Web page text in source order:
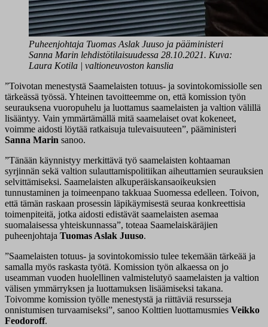
Puheenjohtaja Tuomas Aslak Juuso ja pääministeri
Sanna Marin lehdistötilaisuudessa 28.10.2021. Kuva:
Laura Kotila | valtioneuvoston kanslia
”Toivotan menestystä Saamelaisten totuus- ja sovintokomissiolle sen
tärkeässä työssä. Yhteinen tavoitteemme on, että komission työn
seurauksena vuoropuhelu ja luottamus saamelaisten ja valtion välillä
lisääntyy. Vain ymmärtämällä mitä saamelaiset ovat kokeneet,
voimme aidosti löytää ratkaisuja tulevaisuuteen”, pääministeri
Sanna Marin sanoo.
”Tänään käynnistyy merkittävä työ saamelaisten kohtaaman
syrjinnän sekä valtion sulauttamispolitiikan aiheuttamien seurauksien
selvittämiseksi. Saamelaisten alkuperäiskansaoikeuksien
tunnustaminen ja toimeenpano takkuaa Suomessa edelleen. Toivon,
että tämän raskaan prosessin läpikäymisestä seuraa konkreettisia
toimenpiteitä, jotka aidosti edistävät saamelaisten asemaa
suomalaisessa yhteiskunnassa”, toteaa Saamelaiskäräjien
puheenjohtaja Tuomas Aslak Juuso.
”Saamelaisten totuus- ja sovintokomissio tulee tekemään tärkeää ja
samalla myös raskasta työtä. Komission työn alkaessa on jo
useamman vuoden huolellinen valmistelutyö saamelaisten ja valtion
välisen ymmärryksen ja luottamuksen lisäämiseksi takana.
Toivomme komission työlle menestystä ja riittäviä resursseja
onnistumisen turvaamiseksi”, sanoo Kolttien luottamusmies Veikko
Feodoroff.